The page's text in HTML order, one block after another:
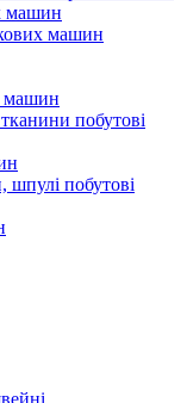
машин
машин
машин
побутові
побутові